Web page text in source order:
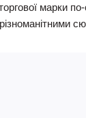
марки